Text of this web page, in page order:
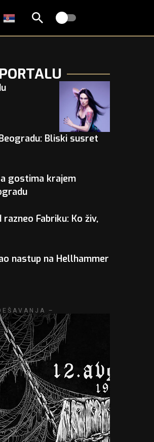
Bliski susret
gostima krajem
razneo Fabriku: Ko živ,
nastup na Hellhammer
–